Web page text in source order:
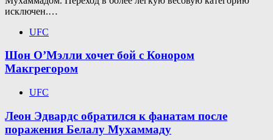
исключен.…
UFC
Шон О’Мэлли хочет бой с Конором
Макгрегором
UFC
Леон Эдвардс обратился к фанатам после
поражения Белалу Мухаммаду